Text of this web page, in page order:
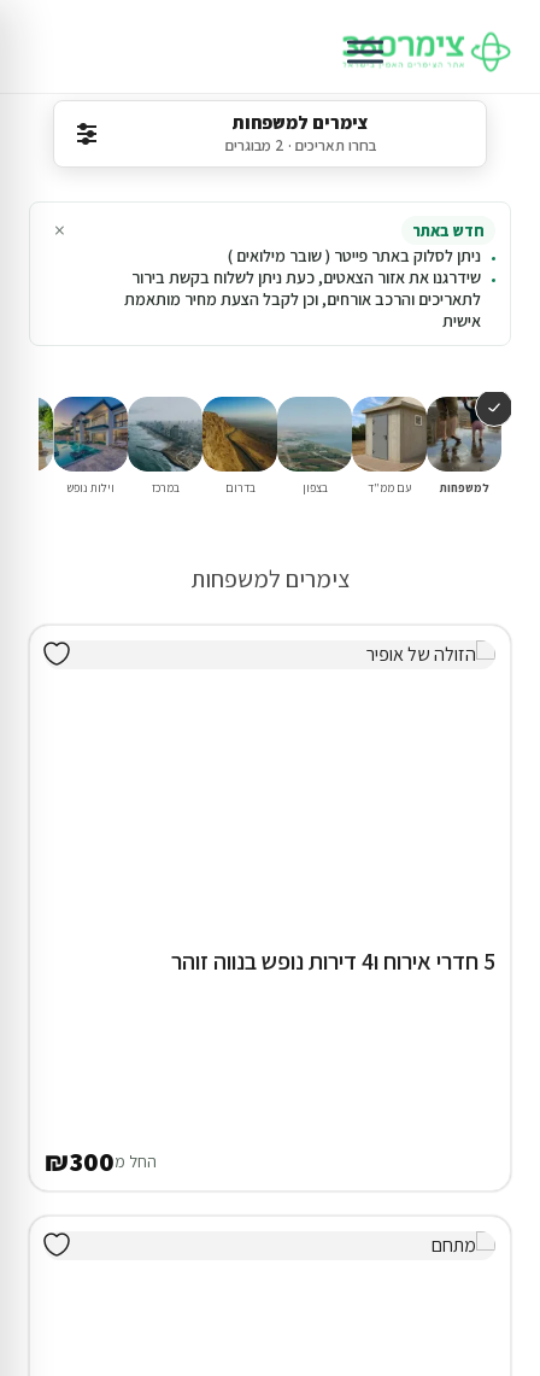
צימרים למשפחות
בחרו תאריכים · 2 מבוגרים
חדש באתר
ניתן לסלוק באתר פייטר ( שובר מילואים )
שידרגנו את אזור הצאטים, כעת ניתן לשלוח בקשת בירור
לתאריכים והרכב אורחים, וכן לקבל הצעת מחיר מותאמת
אישית
×
למשפחות עם ממ"ד בצפון בדרום במרכז וילות נופש
צימרים למשפחות
5 חדרי אירוח ו4 דירות נופש בנווה זוהר
החל מ₪300